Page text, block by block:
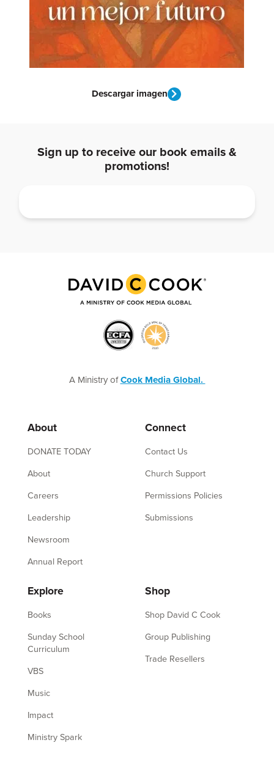
Descargar imagen
Sign up to receive our book emails &
promotions!
A Ministry ofCook Media Global.
About
DONATE TODAY
About
Careers
Leadership
Newsroom
Annual Report
Connect
Contact Us
Church Support
Permissions Policies
Submissions
Explore
Books
Sunday School
Curriculum
VBS
Music
Impact
Ministry Spark
Shop
Shop David C Cook
Group Publishing
Trade Resellers